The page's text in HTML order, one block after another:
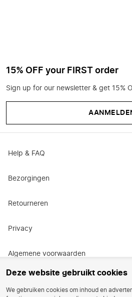
Deze website gebruikt cookies
We gebruiken cookies om inhoud en
15% OFF your FIRST order
Sign up for our newsletter & get 15%
Help & FAQ
Bezorgingen
Retourneren
Privacy
Algemene voorwaarden
Actievoorwaarden